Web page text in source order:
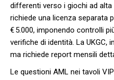
differenti verso i giochi ad alta
richiede una licenza separata
€ 5.000, imponendo controlli
verifiche di identità. La UKGC,
ma richiede report mensili
Le questioni AML nei tavoli